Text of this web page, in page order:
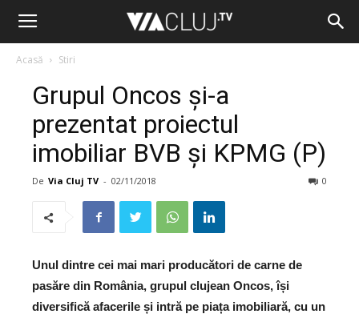
Acasă Stiri
Grupul Oncos și-a
prezentat proiectul
imobiliar BVB și KPMG (P)
De Via Cluj TV - 02/11/2018 0
Unul dintre cei mai mari producători de carne de
pasăre din România, grupul clujean Oncos, își
diversifică afacerile și intră pe piața imobiliară, cu un